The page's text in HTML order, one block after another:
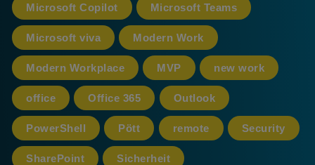
Microsoft Copilot Microsoft Teams
Microsoft viva Modern Work
Modern Workplace MVP new work
office Office 365 Outlook
PowerShell Pött remote Security
SharePoint Sicherheit